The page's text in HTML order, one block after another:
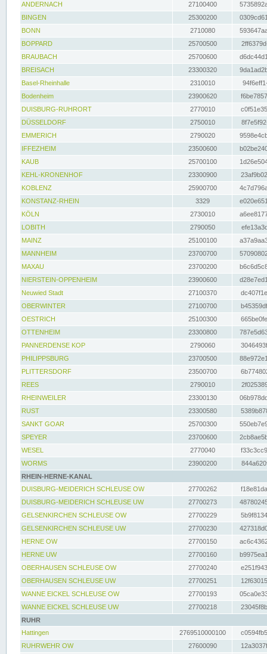
ANDERNACH
27100400
BINGEN
25300200
BONN
2710080
BOPPARD
25700500
BRAUBACH
25700600
BREISACH
23300320
Basel-Rheinhalle
2310010
Bodenheim
23900620
DUISBURG-RUHRORT
2770010
DÜSSELDORF
2750010
EMMERICH
2790020
IFFEZHEIM
23500600
KAUB
25700100
KEHL-KRONENHOF
23300900
KOBLENZ
25900700
KONSTANZ-RHEIN
3329
KÖLN
2730010
LOBITH
2790050
MAINZ
25100100
MANNHEIM
23700700
MAXAU
23700200
NIERSTEIN-OPPENHEIM
23900600
Neuwied Stadt
27100370
OBERWINTER
27100700
OESTRICH
25100300
OTTENHEIM
23300800
PANNERDENSE KOP
2790060
PHILIPPSBURG
23700500
PLITTERSDORF
23500700
REES
2790010
RHEINWEILER
23300130
RUST
23300580
SANKT GOAR
25700300
SPEYER
23700600
WESEL
2770040
WORMS
23900200
RHEIN-HERNE-KANAL
DUISBURG-MEIDERICH SCHLEUSE OW
27700262
DUISBURG-MEIDERICH SCHLEUSE UW
27700273
GELSENKIRCHEN SCHLEUSE OW
27700229
GELSENKIRCHEN SCHLEUSE UW
27700230
HERNE OW
27700150
HERNE UW
27700160
OBERHAUSEN SCHLEUSE OW
27700240
OBERHAUSEN SCHLEUSE UW
27700251
WANNE EICKEL SCHLEUSE OW
27700193
WANNE EICKEL SCHLEUSE UW
27700218
RUHR
Hattingen
2769510000100
RUHRWEHR OW
27600090